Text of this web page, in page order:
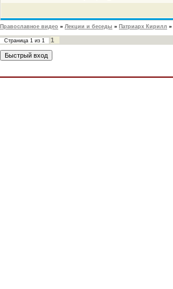
Православное видео » Лекции и беседы » Патриарх Кирилл »
Страница 1 из 1
1